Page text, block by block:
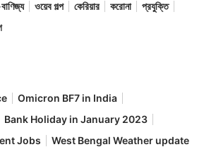
ওয়েব গল্প কেরিয়ার করোনা
প্রযুক্তি
Omicron BF7 in India
Bank Holiday in January 2023
Jobs
West Bengal Weather update